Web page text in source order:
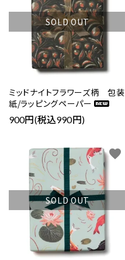
SOLD OUT
ミッドナイトフラワーズ柄 包装
紙/ラッピングペーパー
900円(税込990円)
SOLD OUT
favorite